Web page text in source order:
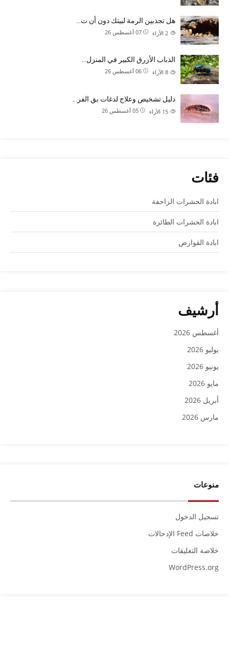
هل تجذبين الرمة لبيتك دون أن ت…
07 أغسطس 26 الآراء
الذباب الأزرق الكبير في المنزل…
06 أغسطس 26 الآراء
دليل تشخيص وعلاج لدغات بق الفر…
05 أغسطس 26 الآراء
فئات
ابادة الحشرات الزاحفة
ابادة الحشرات الطائرة
ابادة القوارض
أرشيف
أغسطس 2026
يوليو 2026
يونيو 2026
مايو 2026
أبريل 2026
مارس 2026
منوعات
تسجيل الدخول
خلاصات Feed الإدخالات
خلاصة التعليقات
WordPress.org